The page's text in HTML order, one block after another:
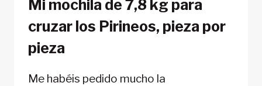
Mi mochila de 7,8 kg para
cruzar los Pirineos, pieza por
pieza
Me habéis pedido mucho la